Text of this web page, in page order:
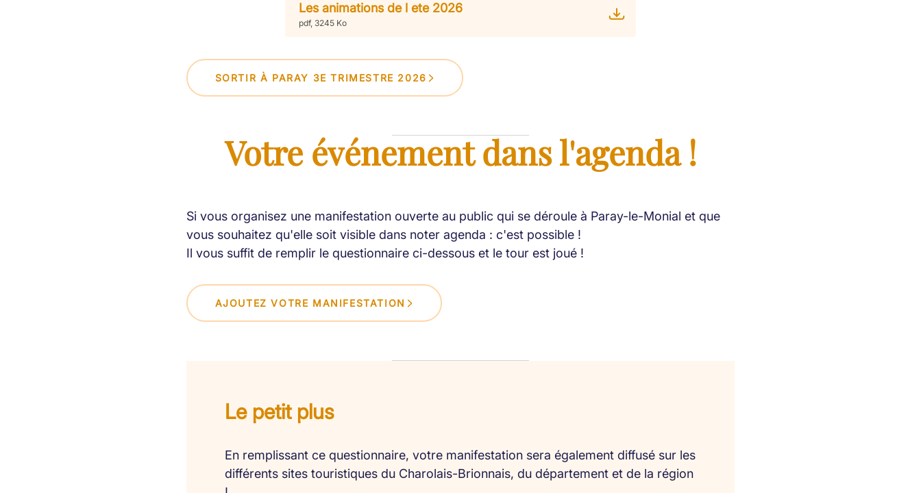
Les animations de l ete 2026
pdf, 3245 Ko
SORTIR À PARAY 3E TRIMESTRE 2026
Votre événement dans l'agenda !
Si vous organisez une manifestation ouverte au public qui se déroule à Paray-le-Monial et que
vous souhaitez qu'elle soit visible dans noter agenda : c'est possible !
Il vous suffit de remplir le questionnaire ci-dessous et le tour est joué !
AJOUTEZ VOTRE MANIFESTATION
Le petit plus
En remplissant ce questionnaire, votre manifestation sera également diffusé sur les
différents sites touristiques du Charolais-Brionnais, du département et de la région